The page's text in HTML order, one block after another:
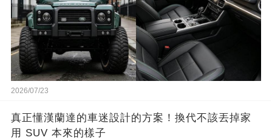
2026/07/23
真正懂漢蘭達的車迷設計的方案！換代不該丟掉家
用 SUV 本來的樣子